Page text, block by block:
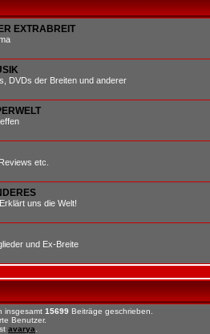
EXTRABREIT
DVDs der Breiten und anderer
etc.
uns die Welt!
und Ex-Breite
insgesamt 15699 Beiträge geschrieben.
Benutzer.
avarya